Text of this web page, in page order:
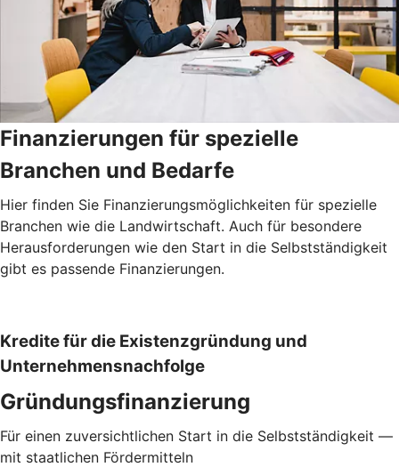
Finanzierungen für spezielle
Branchen und Bedarfe
Hier finden Sie Finanzierungsmöglichkeiten für spezielle
Branchen wie die Landwirtschaft. Auch für besondere
Herausforderungen wie den Start in die Selbstständigkeit
gibt es passende Finanzierungen.
Kredite für die Existenzgründung und
Unternehmensnachfolge
Gründungsfinanzierung
Für einen zuversichtlichen Start in die Selbstständigkeit —
mit staatlichen Fördermitteln